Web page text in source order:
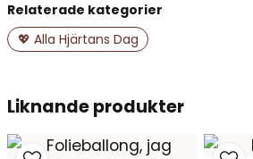
name
Namn
email
Mejladress
Liknande produkter
Relaterade kategorier
💖 Alla Hjärtans Dag